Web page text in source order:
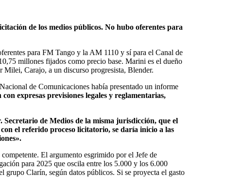
de los medios públicos. No hubo oferentes para
para FM Tango y la AM 1110 y sí para el Canal de
millones fijados como precio base. Marini es el dueño
Milei, Carajo, a un discurso progresista, Blender.
de Comunicaciones había presentado un informe
con expresas previsiones legales y reglamentarias,
de Medios de la misma jurisdicción, que el
el referido proceso licitatorio, se daría inicio a las
El argumento esgrimido por el Jefe de
para 2025 que oscila entre los 5.000 y los 6.000
Clarín, según datos públicos. Si se proyecta el gasto